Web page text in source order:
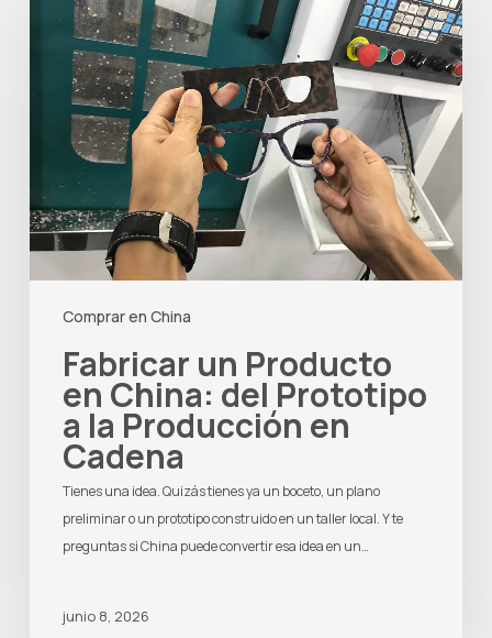
Comprar en China
Producto
China:
Prototipo
Producción
Fabricar un Producto
en China: del Prototipo
a la Producción en
Cadena
Tienes una idea. Quizás tienes ya un boceto, un plano
preliminar o un prototipo construido en un taller local. Y te
preguntas si China puede convertir esa idea en un…
junio 8, 2026